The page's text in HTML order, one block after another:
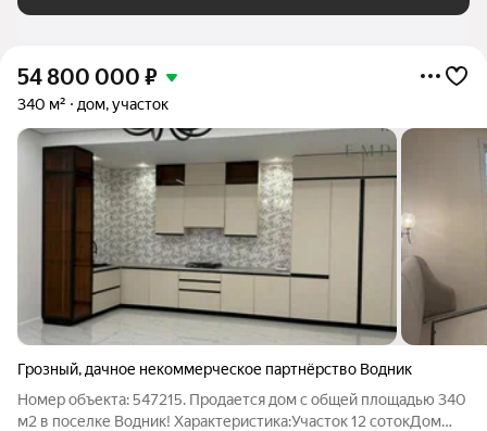
54 800 000 ₽
340 м² дом, участок
Грозный, дачное некоммерческое партнёрство Водник
Номер объекта: 547215. Продается дом с общей площадью 340
м2 в поселке Водник! Характеристика:Участок 12 сотокДом